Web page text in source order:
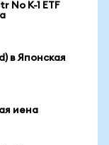
No K-1 ETF
в Японская
иена